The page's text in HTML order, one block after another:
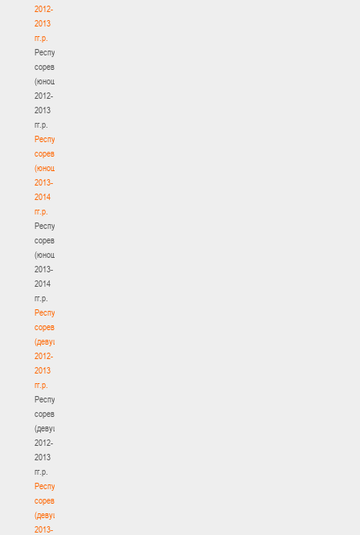
2012-
2013
гг.р.
Республиканские
соревнования
(юноши)
2012-
2013
гг.р.
Республиканские
соревнования
(юноши)
2013-
2014
гг.р.
Республиканские
соревнования
(юноши)
2013-
2014
гг.р.
Республиканские
соревнования
(девушки)
2012-
2013
гг.р.
Республиканские
соревнования
(девушки)
2012-
2013
гг.р.
Республиканские
соревнования
(девушки)
2013-